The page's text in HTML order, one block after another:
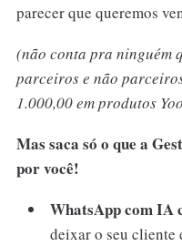
parecer que queremos
(não conta pra ninguém
parceiros e não
1.000,00 em produtos
Mas saca só o que a
por você!
WhatsApp com IA
deixar o seu cliente